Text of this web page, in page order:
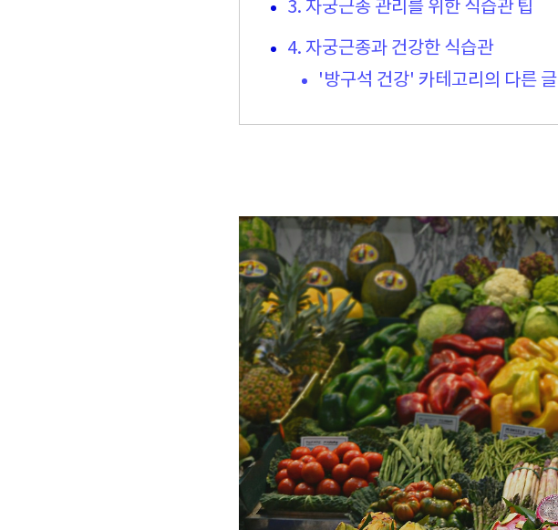
3. 자궁근종 관리를 위한 식습관 팁
4. 자궁근종과 건강한 식습관
'방구석 건강' 카테고리의 다른 글